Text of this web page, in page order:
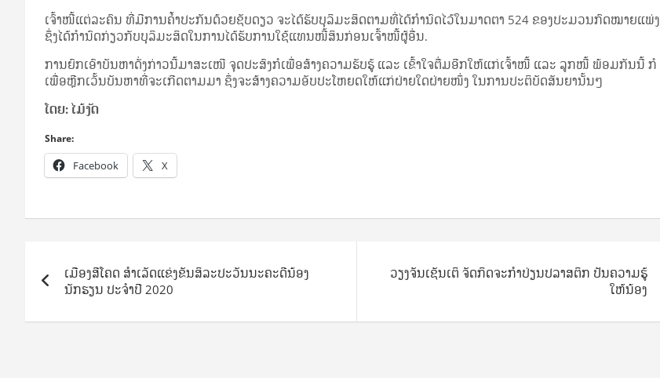
ເຈົ້າ​ໜີ້​ແຕ່­ລະ­ຄົນ ທີ່​ມີ​ການ​ຄ້ຳ­ປະ­ກັນ​ດ້ວຍ​ຊັບ​ດຽວ ຈະ​ໄດ້​ຮັບ​ບຸ­ລິ­ມະ­ສິດ​ຕາມ​ທີ່​ໄດ້​ກຳ­ນົດ​ໄວ້​ໃນ​ມາດ­ຕາ 524 ຂອງ​ປະ­ມວນ​ກົດ­ໝາຍ​ແພ່ງ
ຊຶ່ງ​ໄດ້​ກຳ­ນົດ​ກ່ຽວ​ກັບ​ບຸ­ລິ­ມະ­ສິດ​ໃນ​ການ​ໄດ້​ຮັບ​ການ​ໃຊ້​ແທນ​ໜີ້​ສິນ​ກ່ອນ​ເຈົ້າ​ໜີ້​ຜູ້​ອື່ນ.
ການ​ຍົກ​ເອົາ​ບັນ­ຫາ​ດັ່ງ­ກ່າວ​ນີ້​ມາ​ສະ­ເໜີ ຈຸດ­ປະ­ສົງ​ກໍ​ເພື່ອ​ສ້າງ​ຄວາມ​ຮັບ​ຮູ້ ແລະ ເຂົ້າ­ໃຈ​ຕື່ມ​ອີກ​ໃຫ້​ແກ່​ເຈົ້າ​ໜີ້ ແລະ ລູກ​ໜີ້ ພ້ອມ​ກັນ​ນີ້ ກໍ​
ເພື່ອ​ຫຼີກ­ເວັ້ນ​ບັນ­ຫາ​ທີ່​ຈະ​ເກີດ​ຕາມ​ມາ ຊຶ່ງ​ຈະ​ສ້າງ​ຄວາມ​ອັບ​ປະ­ໂຫຍດ​ໃຫ້​ແກ່​ຝ່າຍ​ໃດ​ຝ່າຍ​ໜຶ່ງ ໃນ​ການ​ປະ­ຕິ­ບັດ​ສັນ­ຍາ​ນັ້ນໆ
ໂດຍ: ໄມ້​ງັດ
Share:
Facebook X
navigation
ເມືອງສີໂຄດ ສໍາເລັດແຂ່ງຂັນສິລະປະວັນນະຄະດີນ້ອງ
ນັກຮຽນ ປະຈໍາປີ 2020
ວຽງຈັນເຊັນເຕິ ຈັດກິດຈະກຳປ່ຽນປລາສຕິກ ປັນຄວາມຮູ້
ໃຫ້ນ້ອງ